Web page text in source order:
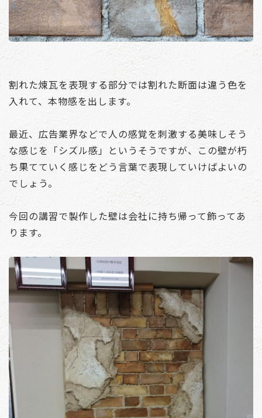
割れた煉瓦を表現する部分では割れた断面は違う色を
入れて、本物感を出します。
最近、広告業界などで人の感覚を刺激する美味しそう
な感じを「シズル感」というそうですが、この壁が朽
ち果てていく感じをどう言葉で表現していけばよいの
でしょう。
今回の講習で製作した壁は会社に持ち帰って飾ってあ
ります。